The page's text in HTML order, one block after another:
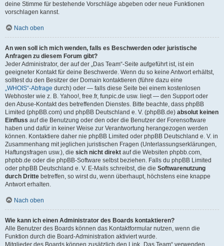
deine Stimme für bestehende Vorschläge abgeben oder neue Funktionen
vorschlagen kannst.
Nach oben
An wen soll ich mich wenden, falls es Beschwerden oder juristische
Anfragen zu diesem Forum gibt?
Jeder Administrator, der auf der „Das Team“-Seite aufgeführt ist, ist ein
geeigneter Kontakt für deine Beschwerde. Wenn du so keine Antwort erhältst,
solltest du den Besitzer der Domain kontaktieren (führe dazu eine
„WHOIS“-Abfrage durch) oder — falls diese Seite bei einem kostenlosen
Webhoster wie z. B. Yahoo!, free.fr, funpic.de usw. liegt — den Support oder
den Abuse-Kontakt des betreffenden Dienstes. Bitte beachte, dass phpBB
Limited (phpBB.com) und phpBB Deutschland e. V. (phpBB.de) absolut keinen
Einfluss auf die Benutzung oder den oder die Benutzer der Forensoftware
haben und dafür in keiner Weise zur Verantwortung herangezogen werden
können. Kontaktiere daher nie phpBB Limited oder phpBB Deutschland e. V. in
Zusammenhang mit jeglichen juristischen Fragen (Unterlassungserklärungen,
Haftungsfragen usw.), die sich nicht direkt auf die Websiten phpbb.com,
phpbb.de oder die phpBB-Software selbst beziehen. Falls du phpBB Limited
oder phpBB Deutschland e. V. E-Mails schreibst, die die Softwarenutzung
durch Dritte betreffen, so wirst du, wenn überhaupt, höchstens eine knappe
Antwort erhalten.
Nach oben
Wie kann ich einen Administrator des Boards kontaktieren?
Alle Benutzer des Boards können das Kontaktformular nutzen, wenn die
Funktion durch die Board-Administration aktiviert wurde.
Mitglieder des Boards können zusätzlich den Link „Das Team“ verwenden.